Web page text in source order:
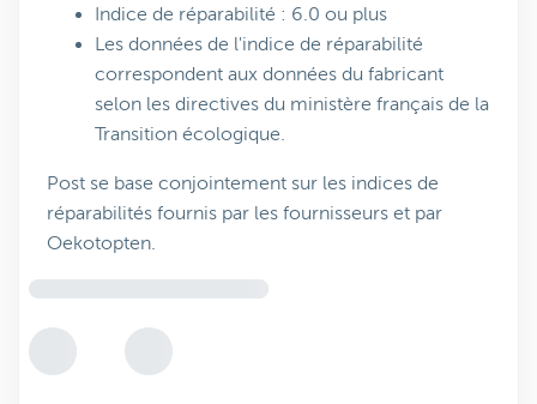
Indice de réparabilité : 6.0 ou plus
Les données de l'indice de réparabilité
correspondent aux données du fabricant
selon les directives du ministère français de la
Transition écologique.
Post se base conjointement sur les indices de
réparabilités fournis par les fournisseurs et par
Oekotopten.